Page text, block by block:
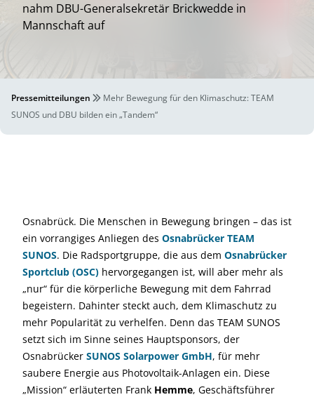
nahm DBU-Generalsekretär Brickwedde in
Mannschaft auf
Pressemitteilungen
Mehr Bewegung für den Klimaschutz: TEAM
SUNOS und DBU bilden ein „Tandem“
Osnabrück. Die Menschen in Bewegung bringen – das ist
ein vorrangiges Anliegen des Osnabrücker TEAM
SUNOS. Die Radsportgruppe, die aus dem Osnabrücker
Sportclub (OSC) hervorgegangen ist, will aber mehr als
„nur“ für die körperliche Bewegung mit dem Fahrrad
begeistern. Dahinter steckt auch, dem Klimaschutz zu
mehr Popularität zu verhelfen. Denn das TEAM SUNOS
setzt sich im Sinne seines Hauptsponsors, der
Osnabrücker SUNOS Solarpower GmbH, für mehr
saubere Energie aus Photovoltaik-Anlagen ein. Diese
„Mission“ erläuterten Frank Hemme, Geschäftsführer